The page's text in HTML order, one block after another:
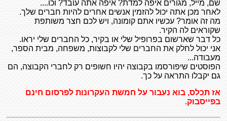
שם, מייל, מגורים איפה למדת? איפה אתה עובד? וכו....
לאחר מכן אתה יכול להזמין אנשים אחרים להיות חברים שלך.
מה זה אומר? עכשיו אתם קומונה, ויש לכם חצר משותפת
שקוראים לה הקיר.
כל דבר שארשום בפרופיל שלי או בקיר, כל החברים שלי יראו.
אני יכול לחלק את החברים שלי לקבוצות, משפחה, מבית הספר,
מעבודה...
הפוסטים שיפורסמו בקבוצה יהיו חשופים רק לחברי הקבוצה, הם
גם יקבלו התראה על כך.
אז תכלס, בוא נעבור על חמשת העקרונות לפרסום חינם
בפייסבוק.